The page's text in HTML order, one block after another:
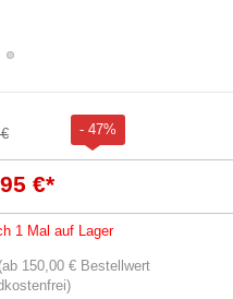
- 47%
€*
1 Mal auf Lager
150,00 € Bestellwert